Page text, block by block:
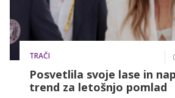
TRAČI
Posvetlila svoje lase in
trend za letošnjo pomlad